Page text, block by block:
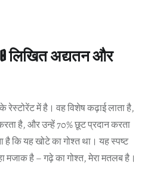
लिखित अद्यतन और
में है। वह विशेष कढ़ाई लाता है,
है, और उन्हें 70% छूट प्रदान करता
है कि यह खोटे का गोश्त था। यह स्पष्ट
मजाक है – गढ़े का गोश्त, मेरा मतलब है।